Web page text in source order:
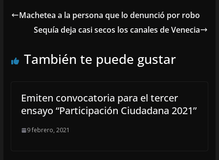
Machetea a la persona que lo denunció por robo
Sequía deja casi secos los canales de Venecia
También te puede gustar
Emiten convocatoria para el tercer
ensayo “Participación Ciudadana 2021”
9 febrero, 2021